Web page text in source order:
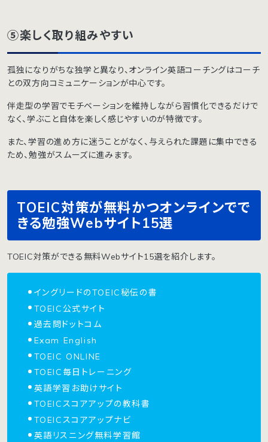
⑤楽しく取り組みやすい
孤独になりがちな独学と異なり、オンライン英語コーチングはコーチ
との双方向コミュニケーションが中心です。
伴走型の学習でモチベーションを維持しながら習慣化できるだけで
なく、学ぶこと自体を楽しく感じやすいのが特徴です。
また、学習の進め方に迷うことがなく、与えられた課題に集中できる
ため、勉強がスムーズに進みます。
TOEIC対策が無料かつオンラインでで
きる勉強Webサイト15選
TOEIC対策ができる無料Webサイト15選を紹介します。
イングリードのTOEIC秘伝の書
TOEIC公式サイト
過去問ドットコム
Exam English
TOEIC ONLINE
TOEIC毎日トレーニング
英語学習お助けサイト
TOEICスコアアップの教科書
TOEICスコアアップナビ
英語リスニング無料学習館